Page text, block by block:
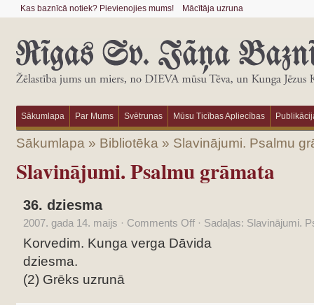
Kas baznīcā notiek? Pievienojies mums! Mācītāja uzruna
Sākumlapa Par Mums Svētrunas Mūsu Ticības Apliecības
Sākumlapa » Bibliotēka » Slavinājumi. Psalmu
Slavinājumi. Psalmu grāmata
36. dziesma
2007. gada 14. maijs · Comments Off · Sadaļas: Slavinājumi.
Korvedim. Kunga verga Dāvida
dziesma.
(2) Grēks uzrunā